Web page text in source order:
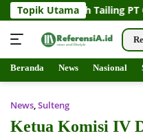
Langsung
Topik Utama
Tailing PT QMB, Biro
Beranda News Nasional
News,Sulteng
Ketua Komisi IV